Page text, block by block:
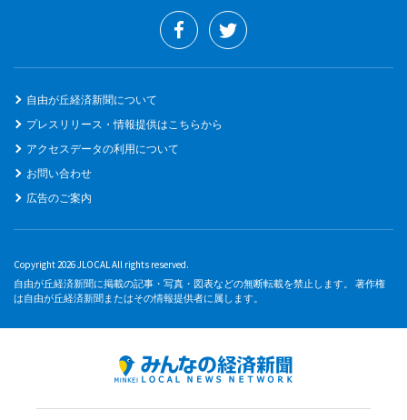
自由が丘経済新聞について
プレスリリース・情報提供はこちらから
アクセスデータの利用について
お問い合わせ
広告のご案内
Copyright 2026 JLOCAL All rights reserved.
自由が丘経済新聞に掲載の記事・写真・図表などの無断転載を禁止します。 著作権
は自由が丘経済新聞またはその情報提供者に属します。